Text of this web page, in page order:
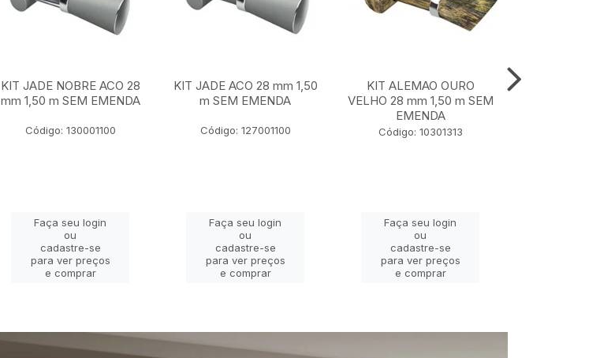
KIT JADE NOBRE ACO 28
mm 1,50 m SEM EMENDA
Código: 130001100
Faça seu login
ou
cadastre-se
para ver preços
e comprar
KIT JADE ACO 28 mm 1,50
m SEM EMENDA
Código: 127001100
Faça seu login
ou
cadastre-se
para ver preços
e comprar
KIT ALEMAO OURO
VELHO 28 mm 1,50 m SEM
EMENDA
Código: 10301313
Faça seu login
ou
cadastre-se
para ver preços
e comprar